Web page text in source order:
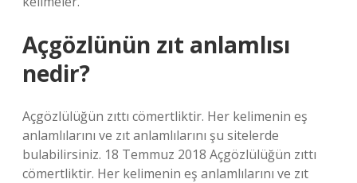
Açgözlünün zıt anlamlısı
nedir?
Açgözlülüğün zıttı cömertliktir. Her kelimenin eş
anlamlılarını ve zıt anlamlılarını şu sitelerde
bulabilirsiniz. 18 Temmuz 2018 Açgözlülüğün zıttı
cömertliktir. Her kelimenin eş anlamlılarını ve zıt